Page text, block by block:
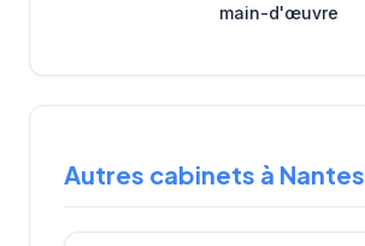
main-d'œuvre
Autres cabinets à Nantes